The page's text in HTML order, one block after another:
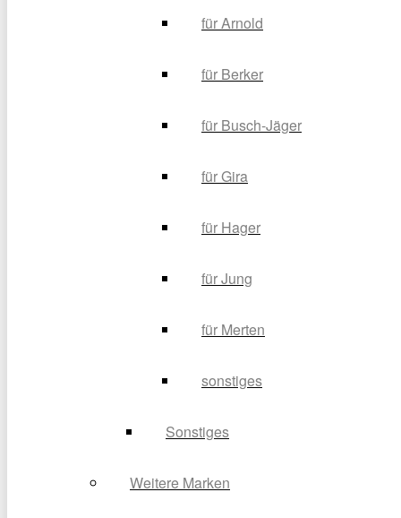
für Arnold
für Berker
für Busch-Jäger
für Gira
für Hager
für Jung
für Merten
sonstiges
Sonstiges
Weitere Marken